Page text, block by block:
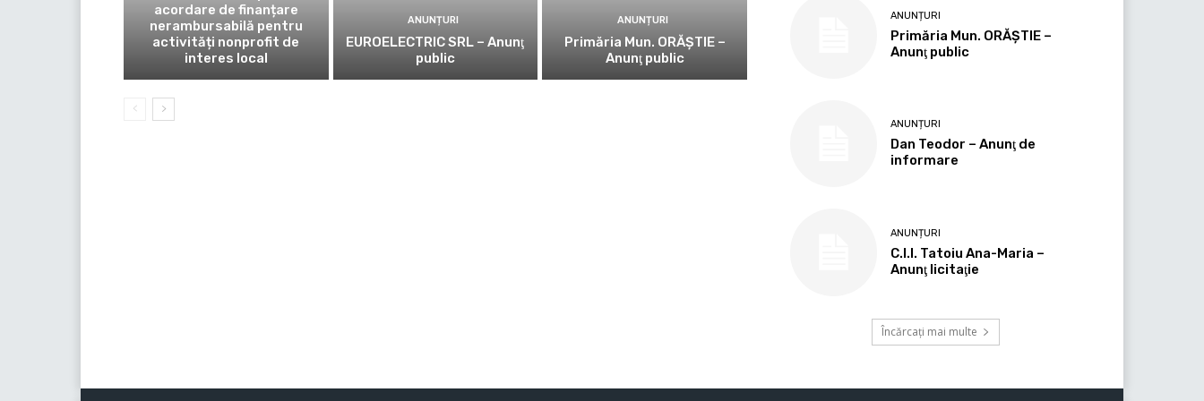
acordare de finanțare
nerambursabilă pentru
activități nonprofit de
interes local
ANUNȚURI
EUROELECTRIC SRL – Anunţ
public
ANUNȚURI
Primăria Mun. ORĂȘTIE –
Anunţ public
ANUNȚURI
Primăria Mun. ORĂȘTIE –
Anunţ public
ANUNȚURI
Dan Teodor – Anunţ de
informare
ANUNȚURI
C.I.I. Tatoiu Ana-Maria –
Anunţ licitaţie
Încărcați mai multe